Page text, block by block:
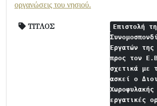
οργανώσεις του νησιού.
ΤΙΤΛΟΣ
Επιστολή
Εργατών της
προς τον
σχετικά με
ασκεί ο
εργατικές